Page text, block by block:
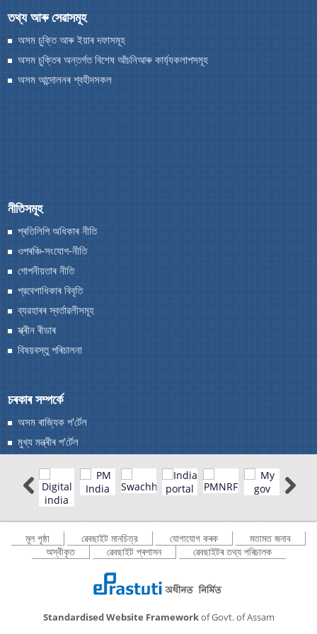
A document repository where all types of the
documents of the organization can be searched
আমি কি কৰো
ইতিহাস
Officials, Our Vision,Mission and Functions and
more details about our department here.
যোগাযোগ কৰক
তথ্য আৰু সেৱাসমূহ
অসম চুক্তি আৰু ইয়াৰ দফাসমূহ
অসম চুক্তিৰ অন্তৰ্গত বিশেষ আঁচনিআৰু কাৰ্য্যকলাপসমূহ
অসম আন্দোলনৰ শ্বহীদসকল
নীতিসমূহ
প্ৰতিলিপি অধিকাৰ নীতি
ওপৰঞ্চি-সংযোগ-নীতি
গোপনীয়তাৰ নীতি
প্রবেশাধিকাৰ বিবৃতি
ব্যৱহাৰৰ স্বর্তাৱলীসমূহ
স্ক্ৰীন ৰীডাৰ
বিষয়বস্তু পৰিচালনা
চৰকাৰ সম্পৰ্কে
অসম ৰাজ্যিক প'ৰ্টেল
মুখ্য মন্ত্ৰীৰ প'ৰ্টেল
মূল পৃষ্ঠা ৱেবছাইট মানচিত্র যোগাযোগ কৰক
মতামত জনাব
অস্বীকৃত
ৱেবছাইট প্ৰশাসন ৱেবছাইটৰ তথ্য পৰিচালক
Standardised Website Frameworkof Govt. of Assam